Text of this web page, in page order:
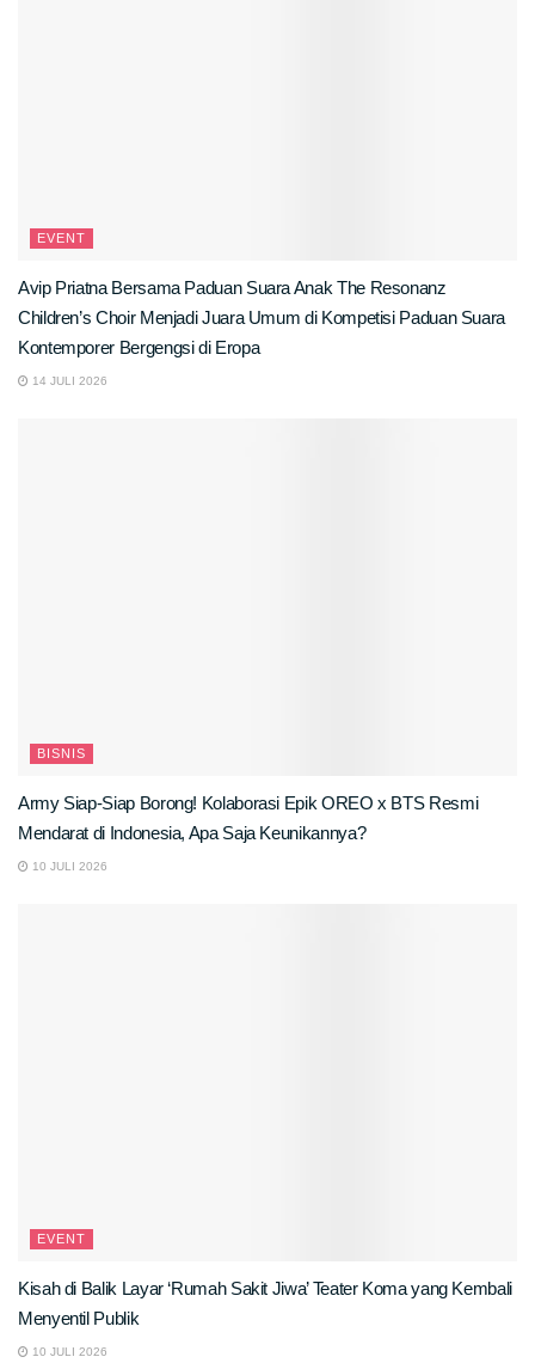
EVENT
Avip Priatna Bersama Paduan Suara Anak The Resonanz
Children’s Choir Menjadi Juara Umum di Kompetisi Paduan Suara
Kontemporer Bergengsi di Eropa
14 JULI 2026
BISNIS
Army Siap-Siap Borong! Kolaborasi Epik OREO x BTS Resmi
Mendarat di Indonesia, Apa Saja Keunikannya?
10 JULI 2026
EVENT
Kisah di Balik Layar ‘Rumah Sakit Jiwa’ Teater Koma yang Kembali
Menyentil Publik
10 JULI 2026